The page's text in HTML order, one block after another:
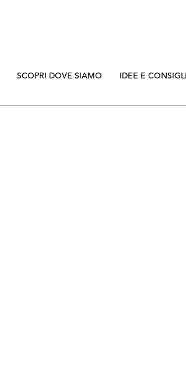
SCOPRI DOVE SIAMO IDEE E CONSIGLI